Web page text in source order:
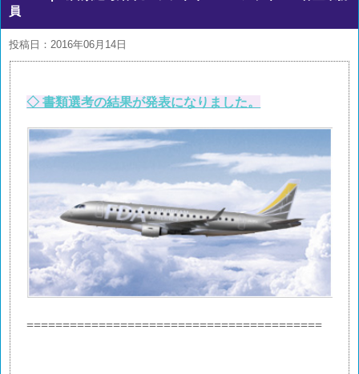
員
投稿日：2016年06月14日
◇ 書類選考の結果が発表になりました。
=========================================